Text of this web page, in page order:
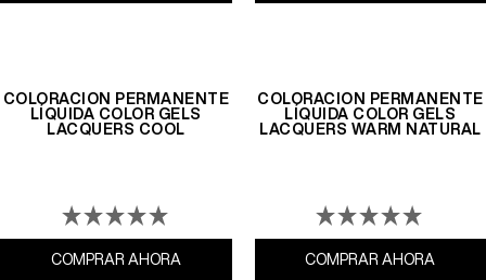
COLORACIÓN PERMANENTE
LÍQUIDA COLOR GELS
LACQUERS COOL
COMPRAR AHORA Coloración Permanente Líquida Color Gels
COLORACIÓN PERMANENTE
LÍQUIDA COLOR GELS
LACQUERS WARM NATURAL
COMPRAR AHORA